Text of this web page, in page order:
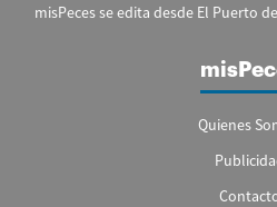
misPeces se edita desde El Puerto
Quienes